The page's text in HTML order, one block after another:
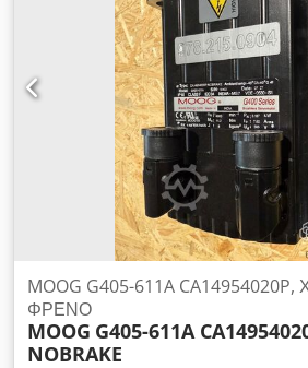
MOOG G405-611A CA14954020P,
ΦΡΕΝΟ
MOOG G405-611A
NOBRAKE